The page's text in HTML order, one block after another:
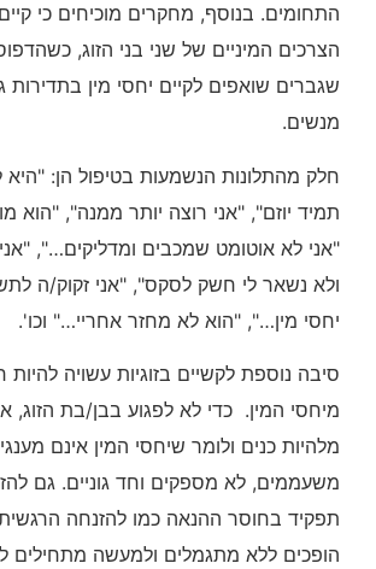
התחומים. בנוסף, מחקרים מוכיחים כי
הצרכים המיניים של שני בני הזוג,
שגברים שואפים לקיים יחסי מין בתדירות
מנשים.
חלק מהתלונות הנשמעות בטיפול הן: "היא
תמיד יוזם", "אני רוצה יותר ממנה", "הוא
"אני לא אוטומט שמכבים ומדליקים…",
ולא נשאר לי חשק לסקס", "אני זקוק/ה
יחסי מין…", "הוא לא מחזר אחריי…" וכו'.
סיבה נוספת לקשיים בזוגיות עשויה
מיחסי המין. כדי לא לפגוע בבן/בת הזוג,
מלהיות כנים ולומר שיחסי המין אינם
משעממים, לא מספקים וחד גוניים. גם
תפקיד בחוסר ההנאה כמו להזנחה
הופכים ללא מתגמלים ולמעשה מתחילים